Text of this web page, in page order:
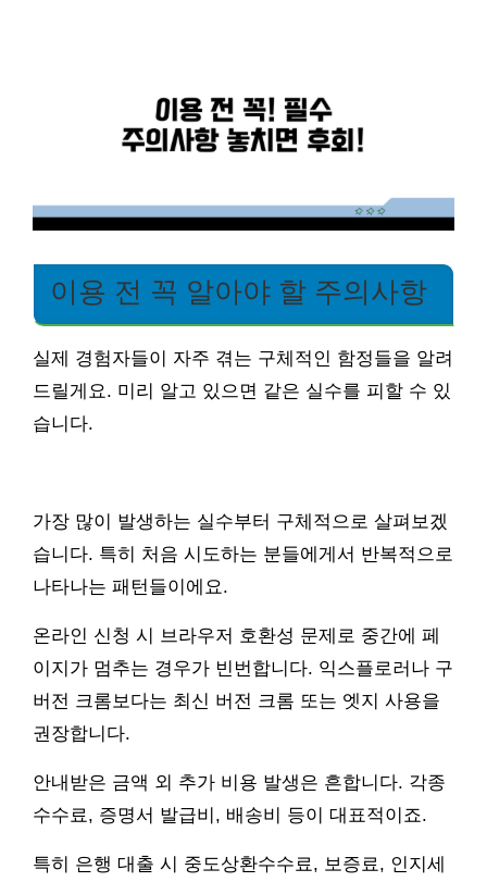
이용 전 꼭 알아야 할 주의사항
실제 경험자들이 자주 겪는 구체적인 함정들을 알려
드릴게요. 미리 알고 있으면 같은 실수를 피할 수 있
습니다.
가장 많이 발생하는 실수부터 구체적으로 살펴보겠
습니다. 특히 처음 시도하는 분들에게서 반복적으로
나타나는 패턴들이에요.
온라인 신청 시 브라우저 호환성 문제로 중간에 페
이지가 멈추는 경우가 빈번합니다. 익스플로러나 구
버전 크롬보다는 최신 버전 크롬 또는 엣지 사용을
권장합니다.
안내받은 금액 외 추가 비용 발생은 흔합니다. 각종
수수료, 증명서 발급비, 배송비 등이 대표적이죠.
특히 은행 대출 시 중도상환수수료, 보증료, 인지세